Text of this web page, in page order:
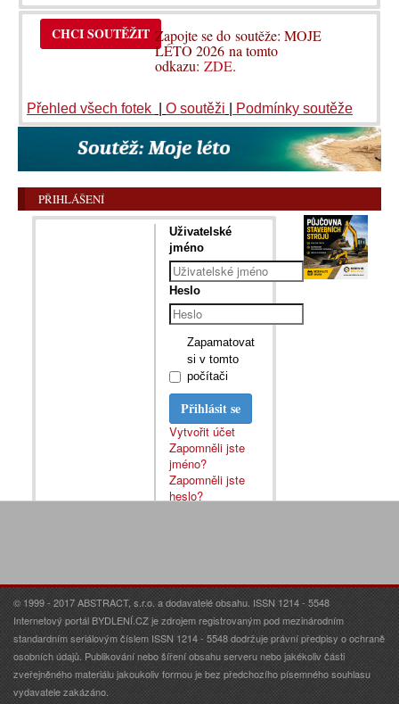
CHCI SOUTĚŽIT Zapojte se do soutěže: MOJE
LÉTO 2026 na tomto
odkazu:ZDE.
Přehled všech fotek O soutěži Podmínky soutěže
PŘIHLÁŠENÍ
Uživatelské
jméno
Heslo
Zapamatovat
si v tomto
počítači
Přihlásit se
Vytvořit účet
Zapomněli jste
jméno?
Zapomněli jste
heslo?
© 1999 - 2017 ABSTRACT, s.r.o. a dodavatelé obsahu. ISSN 1214 - 5548
Internetový portál BYDLENÍ.CZ je zdrojem registrovaným pod mezinárodním
standardním seriálovým číslem ISSN 1214 - 5548 dodržuje právní předpisy o ochraně
osobních údajů. Publikování nebo šíření obsahu serveru nebo jakékoliv části
zveřejněného materiálu jakoukoliv formou je bez předchozího písemného souhlasu
vydavatele zakázáno.